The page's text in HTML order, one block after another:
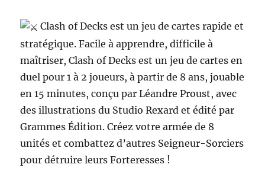
Clash of Decks est un jeu de cartes rapide et
stratégique. Facile à apprendre, difficile à
maîtriser, Clash of Decks est un jeu de cartes en
duel pour 1 à 2 joueurs, à partir de 8 ans, jouable
en 15 minutes, conçu par Léandre Proust, avec
des illustrations du Studio Rexard et édité par
Grammes Édition. Créez votre armée de 8
unités et combattez d’autres Seigneur-Sorciers
pour détruire leurs Forteresses !